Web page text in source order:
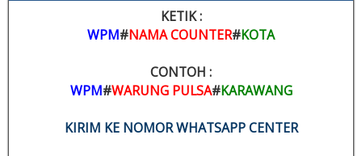
KETIK :
WPM#NAMA COUNTER#KOTA
CONTOH :
WPM#WARUNG PULSA#KARAWANG
KIRIM KE NOMOR WHATSAPP CENTER